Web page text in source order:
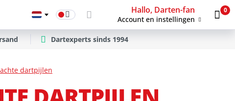
Hallo, Darten-fan
Account en instellingen
0
Dartexperts sinds 1994
dartpijlen